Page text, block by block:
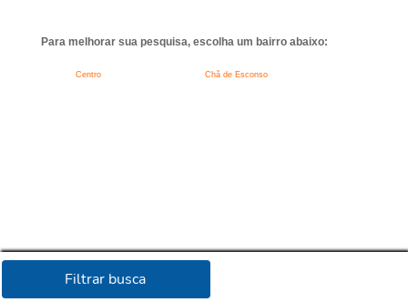
Filtrar busca
Para melhorar sua pesquisa, escolha um bairro abaixo:
Centro Chã de Esconso